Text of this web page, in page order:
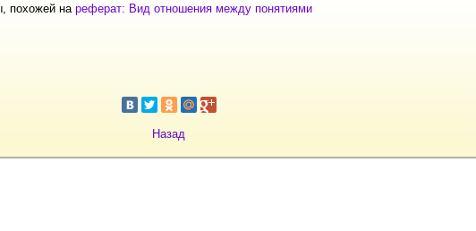
похожей на реферат: Вид отношения между понятиями
Назад